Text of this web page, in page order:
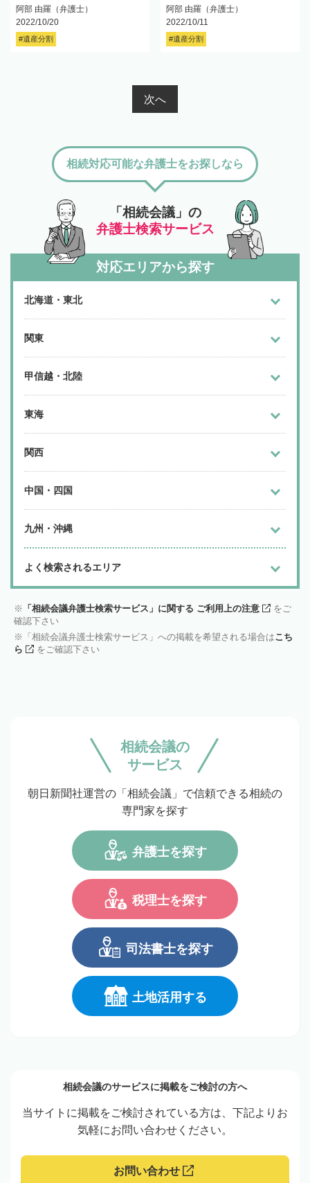
阿部 由羅（弁護士）
2022/10/20
#遺産分割
阿部 由羅（弁護士）
2022/10/11
#遺産分割
次へ
「相続会議」の
弁護士検索サービス
相続対応可能な弁護士をお探しなら
対応エリアから探す
北海道・東北
関東
甲信越・北陸
東海
関西
中国・四国
九州・沖縄
よく検索されるエリア
「相続会議弁護士検索サービス」に関する ご利用上の注意
をご
確認下さい
「相続会議弁護士検索サービス」への掲載を希望される場合はこち
ら
をご確認下さい
相続会議の
サービス
朝日新聞社運営の「相続会議」で信頼できる相続の
専門家を探す
弁護士を探す
税理士を探す
司法書士を探す
土地活用する
相続会議のサービスに掲載をご検討の方へ
当サイトに掲載をご検討されている方は、下記よりお
気軽にお問い合わせください。
お問い合わせ